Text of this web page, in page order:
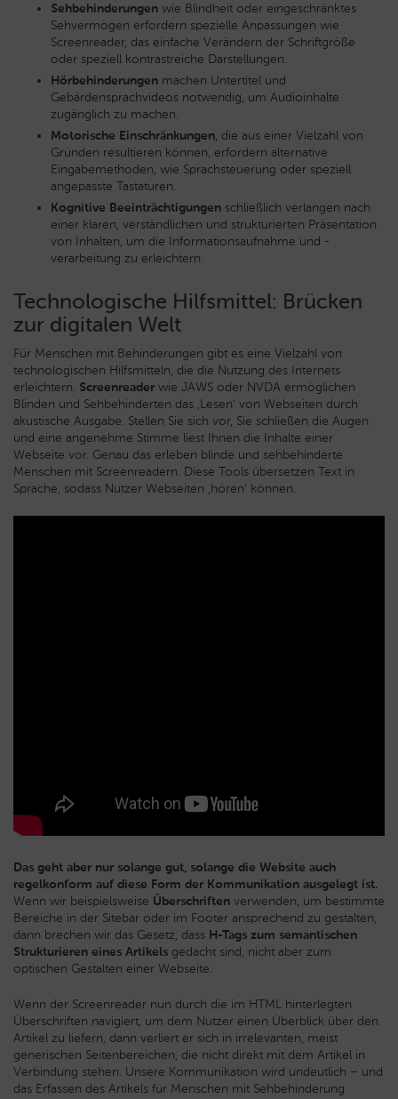
Sehbehinderungen wie Blindheit oder eingeschränktes
Sehvermögen erfordern spezielle Anpassungen wie
Screenreader, das einfache Verändern der Schriftgröße
oder speziell kontrastreiche Darstellungen.
Hörbehinderungen machen Untertitel und
Gebärdensprachvideos notwendig, um Audioinhalte
zugänglich zu machen.
Motorische Einschränkungen, die aus einer Vielzahl von
Gründen resultieren können, erfordern alternative
Eingabemethoden, wie Sprachsteuerung oder speziell
angepasste Tastaturen.
Kognitive Beeinträchtigungen schließlich verlangen nach
einer klaren, verständlichen und strukturierten Präsentation
von Inhalten, um die Informationsaufnahme und -
verarbeitung zu erleichtern.
Technologische Hilfsmittel: Brücken
zur digitalen Welt
Für Menschen mit Behinderungen gibt es eine Vielzahl von
technologischen Hilfsmitteln, die die Nutzung des Internets
erleichtern. Screenreader wie JAWS oder NVDA ermöglichen
Blinden und Sehbehinderten das ‚Lesen‘ von Webseiten durch
akustische Ausgabe. Stellen Sie sich vor, Sie schließen die Augen
und eine angenehme Stimme liest Ihnen die Inhalte einer
Webseite vor. Genau das erleben blinde und sehbehinderte
Menschen mit Screenreadern. Diese Tools übersetzen Text in
Sprache, sodass Nutzer Webseiten ‚hören‘ können.
Das geht aber nur solange gut, solange die Website auch
regelkonform auf diese Form der Kommunikation ausgelegt ist.
Wenn wir beispielsweise Überschriften verwenden, um bestimmte
Bereiche in der Sitebar oder im Footer ansprechend zu gestalten,
dann brechen wir das Gesetz, dass H-Tags zum semantischen
Strukturieren eines Artikels gedacht sind, nicht aber zum
optischen Gestalten einer Webseite.
Wenn der Screenreader nun durch die im HTML hinterlegten
Überschriften navigiert, um dem Nutzer einen Überblick über den
Artikel zu liefern, dann verliert er sich in irrelevanten, meist
generischen Seitenbereichen, die nicht direkt mit dem Artikel in
Verbindung stehen. Unsere Kommunikation wird undeutlich – und
das Erfassen des Artikels für Menschen mit Sehbehinderung